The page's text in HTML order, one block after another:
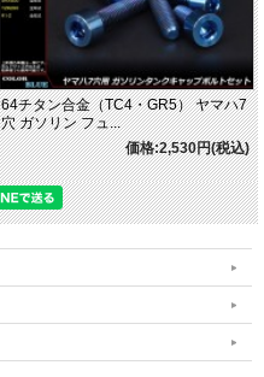
64チタン合金（TC4・GR5） ヤマハ7
穴 ガソリン フュ...
価格:2,530円(税込)